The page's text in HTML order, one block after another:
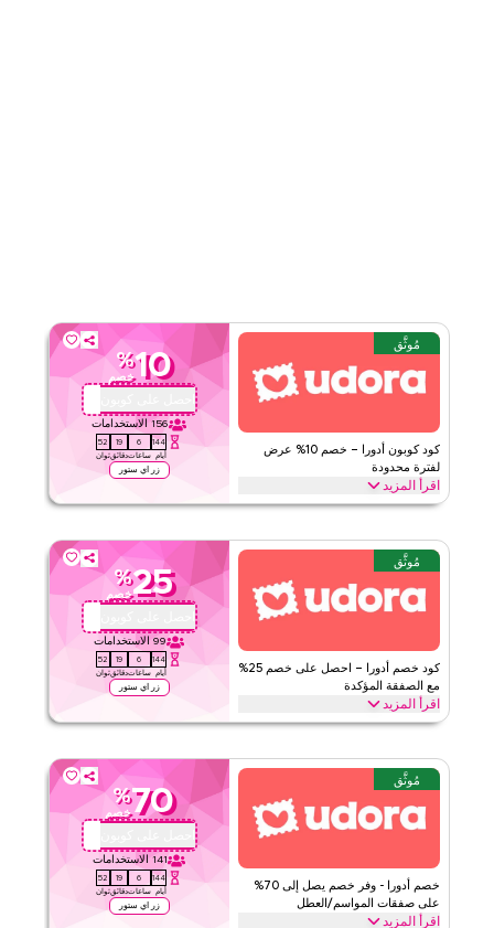
مُوثَّق
كود كوبون أدورا – خصم 10% عرض
لفترة محدودة
اقرأ المزيد
10
%
خصم
احصل على كوبون
156 الاستخدامات
144
أيام
6
ساعات
19
دقائق
51
ثوان
زر اي ستور
احصل على خصم 10% على جميع الفئات مع كود برومو أدورا محدود الوقت
طلب.
أدورا الأحكام والشروط
الحد الأدنى للطلب
ويب/تطبيق
الفئات
على مستوى الموقع
مُوثَّق
كود خصم أدورا – احصل على خصم 25%
مع الصفقة المؤكدة
اقرأ المزيد
25
%
خصم
احصل على كوبون
99 الاستخدامات
144
أيام
6
ساعات
19
دقائق
51
ثوان
زر اي ستور
احصل على خصم 25% على جميع المنتجات مع عرض أدورا المؤكد هذا.
إضافية على مجمل مشترياتك اليوم.
الأحكام والشروط
الحد الأدنى للطلب
ينطبق على
ويب/تطبيق
الفئات
على مستوى الموقع
مُوثَّق
خصم أدورا - وفر خصم يصل إلى 70%
على صفقات المواسم/العطل
اقرأ المزيد
70
%
خصم
احصل على كوبون
141 الاستخدامات
144
أيام
6
ساعات
19
دقائق
51
ثوان
زر اي ستور